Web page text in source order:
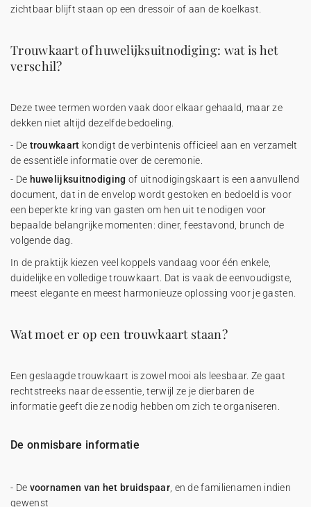
zichtbaar blijft staan op een dressoir of aan de koelkast.
Trouwkaart of huwelijksuitnodiging: wat is het
verschil?
Deze twee termen worden vaak door elkaar gehaald, maar ze
dekken niet altijd dezelfde bedoeling.
- De trouwkaart kondigt de verbintenis officieel aan en verzamelt
de essentiële informatie over de ceremonie.
- De huwelijksuitnodiging of uitnodigingskaart is een aanvullend
document, dat in de envelop wordt gestoken en bedoeld is voor
een beperkte kring van gasten om hen uit te nodigen voor
bepaalde belangrijke momenten: diner, feestavond, brunch de
volgende dag.
In de praktijk kiezen veel koppels vandaag voor één enkele,
duidelijke en volledige trouwkaart. Dat is vaak de eenvoudigste,
meest elegante en meest harmonieuze oplossing voor je gasten.
Wat moet er op een trouwkaart staan?
Een geslaagde trouwkaart is zowel mooi als leesbaar. Ze gaat
rechtstreeks naar de essentie, terwijl ze je dierbaren de
informatie geeft die ze nodig hebben om zich te organiseren.
De onmisbare informatie
- De voornamen van het bruidspaar, en de familienamen indien
gewenst